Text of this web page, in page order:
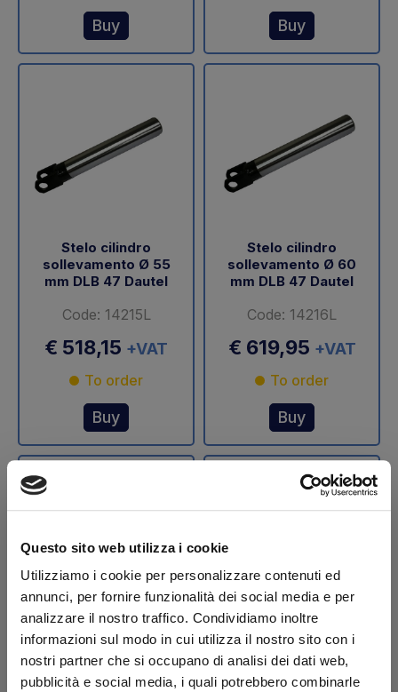
Questo sito web utilizza i cookie
Utilizziamo i cookie per personalizzare contenuti ed
annunci, per fornire funzionalità dei social media e per
analizzare il nostro traffico. Condividiamo inoltre
informazioni sul modo in cui utilizza il nostro sito con i
nostri partner che si occupano di analisi dei dati web,
pubblicità e social media, i quali potrebbero combinarle
Buy Buy
Stelo cilindro
sollevamento Ø 55
mm DLB 47 Dautel
Code: 14215L
€ 518,15 +VAT
To order
Buy
Stelo cilindro
sollevamento Ø 60
mm DLB 47 Dautel
Code: 14216L
€ 619,95 +VAT
To order
Buy
Stelo cilindro
sollevamento Ø 70
mm DLB 47 Dautel
Stelo cilindro
sollevamento Ø 75
mm DLB 47 Dautel